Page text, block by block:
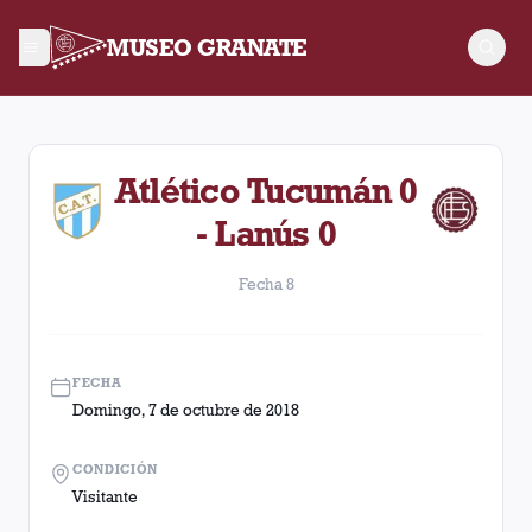
MUSEO GRANATE
Fecha 8. Partido entre Lanús y Atlético Tucumán
Atlético Tucumán 0
- Lanús 0
Fecha 8
FECHA
Domingo, 7 de octubre de 2018
CONDICIÓN
Visitante